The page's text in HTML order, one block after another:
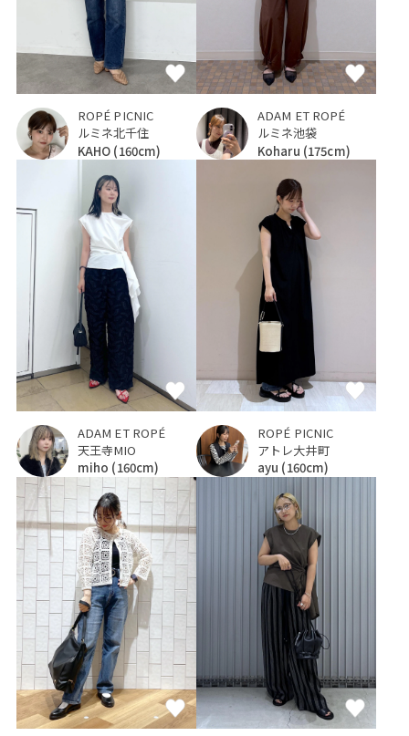
ROPÉ PICNIC
ルミネ北千住
KAHO (160cm)
ADAM ET ROPÉ
ルミネ池袋
Koharu (175cm)
ADAM ET ROPÉ
天王寺MIO
miho (160cm)
ROPÉ PICNIC
アトレ大井町
ayu (160cm)